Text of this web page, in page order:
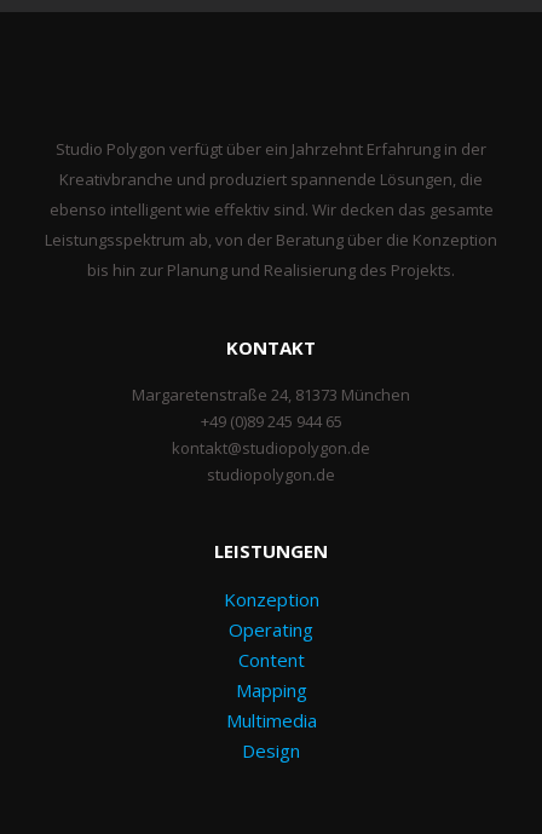
Studio Polygon verfügt über ein Jahrzehnt Erfahrung in der
Kreativbranche und produziert spannende Lösungen, die
ebenso intelligent wie effektiv sind. Wir decken das gesamte
Leistungsspektrum ab, von der Beratung über die Konzeption
bis hin zur Planung und Realisierung des Projekts.
KONTAKT
Margaretenstraße 24, 81373 München
+49 (0)89 245 944 65
kontakt@studiopolygon.de
studiopolygon.de
LEISTUNGEN
Konzeption
Operating
Content
Mapping
Multimedia
Design